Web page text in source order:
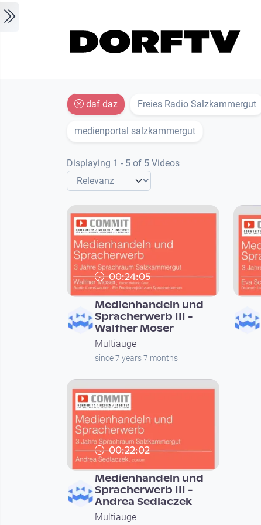
daf daz Freies Radio Salzkammergut
medienportal salzkammergut
Displaying 1 - 5 of 5 Videos
00:24:05
Medienhandeln und
Spracherwerb III -
Walther Moser
Multiauge
since 7 years 7 months
00:22:02
Medienhandeln und
Spracherwerb III -
Andrea Sedlaczek
Multiauge